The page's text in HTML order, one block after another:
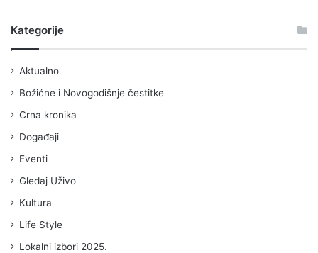
Kategorije
Aktualno
Božićne i Novogodišnje čestitke
Crna kronika
Događaji
Eventi
Gledaj Uživo
Kultura
Life Style
Lokalni izbori 2025.